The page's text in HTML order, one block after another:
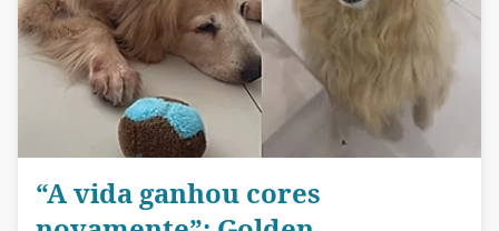
“A vida ganhou cores